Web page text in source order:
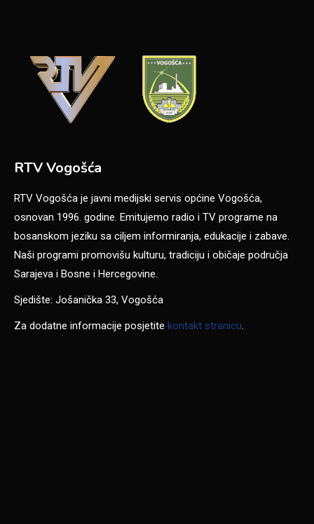
RTV Vogošća
RTV Vogošća je javni medijski servis općine Vogošća,
osnovan 1996. godine. Emitujemo radio i TV programe na
bosanskom jeziku sa ciljem informiranja, edukacije i zabave.
Naši programi promovišu kulturu, tradiciju i običaje područja
Sarajeva i Bosne i Hercegovine.
Sjedište: Jošanička 33, Vogošća
Za dodatne informacije posjetite kontakt stranicu